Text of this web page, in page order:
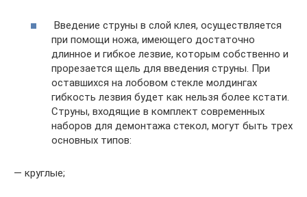
Введение струны в слой клея, осуществляется
при помощи ножа, имеющего достаточно
длинное и гибкое лезвие, которым собственно и
прорезается щель для введения струны. При
оставшихся на лобовом стекле молдингах
гибкость лезвия будет как нельзя более кстати.
Струны, входящие в комплект современных
наборов для демонтажа стекол, могут быть трех
основных типов:
— круглые;